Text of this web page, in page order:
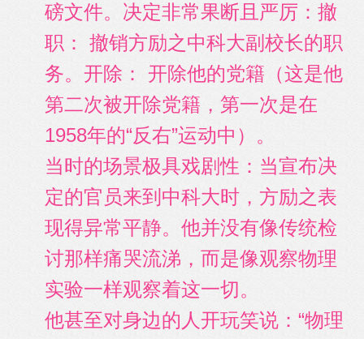
磅文件。决定非常果断且严厉：撤
职： 撤销方励之中科大副校长的职
务。开除： 开除他的党籍（这是他
第二次被开除党籍，第一次是在
1958年的“反右”运动中）。
当时的场景极具戏剧性：当宣布决
定的官员来到中科大时，方励之表
现得异常平静。他并没有像传统检
讨那样痛哭流涕，而是像观察物理
实验一样观察着这一切。
他甚至对身边的人开玩笑说：“物理